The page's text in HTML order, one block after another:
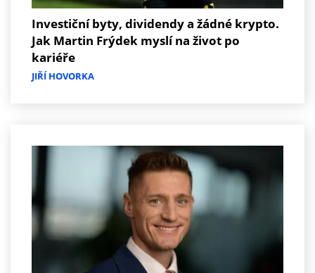
Investiční byty, dividendy a žádné krypto.
Jak Martin Frýdek myslí na život po
kariéře
JIŘÍ HOVORKA